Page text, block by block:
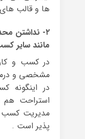
ها و قالب های
۲- نداشتن
مانند سایر
در کسب و
مشخصی و
در
استراحت هم
مدیریت کسب
پذیر است .